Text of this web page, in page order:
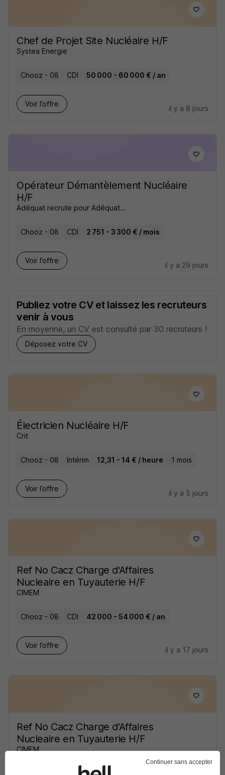
Chef de Projet Site Nucléaire H/F
Systea Energie
Chooz - 08 CDI 50 000 - 60 000 € / an
Voir l’offre
il y a 8 jours
Opérateur Démantèlement Nucléaire
H/F
Adéquat recrute pour Adéquat...
Chooz - 08 CDI 2 751 - 3 300 € / mois
Voir l’offre
il y a 29 jours
Publiez votre CV et laissez les recruteurs
venir à vous
En moyenne, un CV est consulté par 30 recruteurs !
Déposez votre CV
Électricien Nucléaire H/F
Crit
Chooz - 08 Intérim 12,31 - 14 € / heure 1 mois
Voir l’offre
il y a 5 jours
Ref No Cacz Charge d'Affaires
Nucleaire en Tuyauterie H/F
CIMEM
Chooz - 08 CDI 42 000 - 54 000 € / an
Voir l’offre
il y a 17 jours
Ref No Cacz Charge d'Affaires
Nucleaire en Tuyauterie H/F
CIMEM
Continuer sans accepter